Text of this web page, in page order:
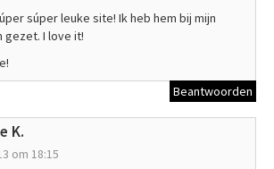
súper leuke site! Ik heb hem bij mijn
gezet. I love it!
Beantwoorden
K.
om 18:15